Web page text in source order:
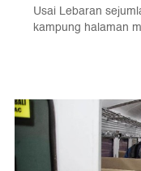
Usai Lebaran
kampung halaman